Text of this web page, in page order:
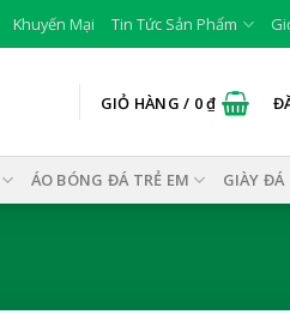
Khuyến Mại Tin Tức Sản Phẩm
GIỎ HÀNG / 0₫
ÁO BÓNG ĐÁ TRẺ EM GIÀY ĐÁ